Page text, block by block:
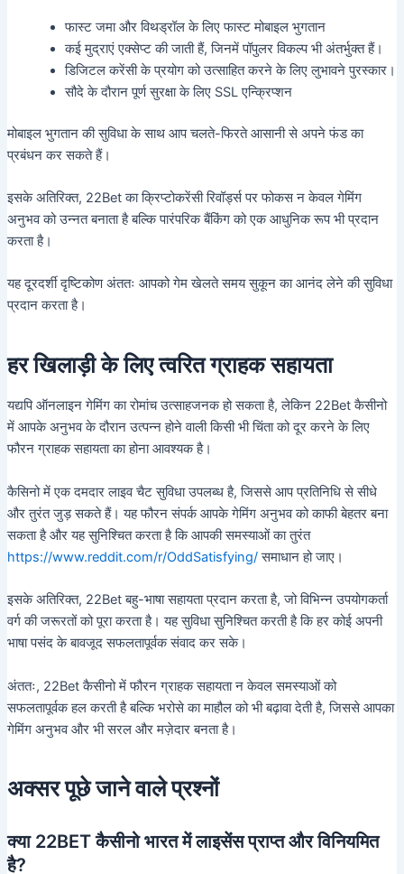
फास्ट जमा और विथड्रॉल के लिए फास्ट मोबाइल भुगतान
कई मुद्राएं एक्सेप्ट की जाती हैं, जिनमें पॉपुलर विकल्प भी अंतर्भुक्त हैं।
डिजिटल करेंसी के प्रयोग को उत्साहित करने के लिए लुभावने पुरस्कार।
सौदे के दौरान पूर्ण सुरक्षा के लिए SSL एन्क्रिप्शन
मोबाइल भुगतान की सुविधा के साथ आप चलते-फिरते आसानी से अपने फंड का
प्रबंधन कर सकते हैं।
इसके अतिरिक्त, 22Bet का क्रिप्टोकरेंसी रिवॉर्ड्स पर फोकस न केवल गेमिंग
अनुभव को उन्नत बनाता है बल्कि पारंपरिक बैंकिंग को एक आधुनिक रूप भी प्रदान
करता है।
यह दूरदर्शी दृष्टिकोण अंततः आपको गेम खेलते समय सुकून का आनंद लेने की सुविधा
प्रदान करता है।
हर खिलाड़ी के लिए त्वरित ग्राहक सहायता
यद्यपि ऑनलाइन गेमिंग का रोमांच उत्साहजनक हो सकता है, लेकिन 22Bet कैसीनो
में आपके अनुभव के दौरान उत्पन्न होने वाली किसी भी चिंता को दूर करने के लिए
फौरन ग्राहक सहायता का होना आवश्यक है।
कैसिनो में एक दमदार लाइव चैट सुविधा उपलब्ध है, जिससे आप प्रतिनिधि से सीधे
और तुरंत जुड़ सकते हैं। यह फौरन संपर्क आपके गेमिंग अनुभव को काफी बेहतर बना
सकता है और यह सुनिश्चित करता है कि आपकी समस्याओं का तुरंत
https://www.reddit.com/r/OddSatisfying/समाधान हो जाए।
इसके अतिरिक्त, 22Bet बहु-भाषा सहायता प्रदान करता है, जो विभिन्न उपयोगकर्ता
वर्ग की जरूरतों को पूरा करता है। यह सुविधा सुनिश्चित करती है कि हर कोई अपनी
भाषा पसंद के बावजूद सफलतापूर्वक संवाद कर सके।
अंततः, 22Bet कैसीनो में फौरन ग्राहक सहायता न केवल समस्याओं को
सफलतापूर्वक हल करती है बल्कि भरोसे का माहौल को भी बढ़ावा देती है, जिससे आपका
गेमिंग अनुभव और भी सरल और मज़ेदार बनता है।
अक्सर पूछे जाने वाले प्रश्नों
क्या 22BET कैसीनो भारत में लाइसेंस प्राप्त और विनियमित
है?